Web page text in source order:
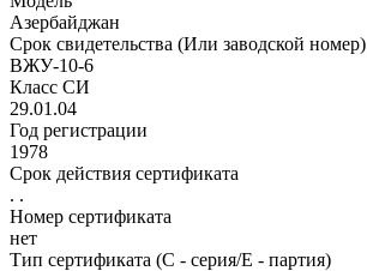
Азербайджан
Срок свидетельства (Или заводской номер)
ВЖУ-10-6
Класс СИ
29.01.04
Год регистрации
1978
Срок действия сертификата
. .
Номер сертификата
нет
Тип сертификата (C - серия/E - партия)